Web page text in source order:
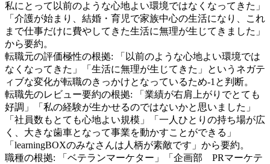
私にとって以前のような心地よい環境ではなくなってきた」
「介護が始まり、結婚・育児で家族中心の生活になり、これ
まで仕事だけに費やしてきた生活に無理が生じてきました」
から要約。
転職元の評価極性の根拠:
「以前のような心地よい環境では
なくなってきた」「生活に無理が生じてきた」というネガテ
ィブな変化が転職のきっかけとなっているため-1と判断。
転職先のレビュー要約の根拠:
「業績が右肩上がりでとても
好調」「私の経験が生かせるのではないかと思いました」
「社員数もとても心地よい規模」「一人ひとりの持ち場が広
く、大きな歯車となって事業を動かすことができる」
「learningBOXのみなさんは人柄が素敵です」から要約。
職種の根拠:
「ベテランマーケター」「企画部 PRマーケテ